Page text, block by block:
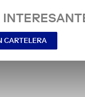
CARTELERA